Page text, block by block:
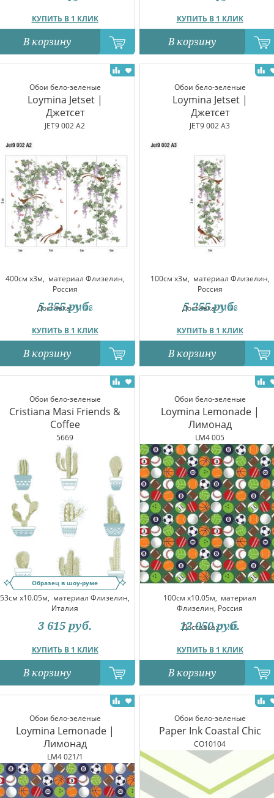
КУПИТЬ В 1 КЛИК
В корзину
КУПИТЬ В 1 КЛИК
В корзину
Обои бело-зеленые
Loymina Jetset |
Джетсет
JET9 002 A2
400см x3м, материал Флизелин,
Россия
Доставка:11.08
КУПИТЬ В 1 КЛИК
5 255 руб.
В корзину
Обои бело-зеленые
Loymina Jetset |
Джетсет
JET9 002 A3
100см x3м, материал Флизелин,
Россия
Доставка:11.08
КУПИТЬ В 1 КЛИК
5 255 руб.
В корзину
Обои бело-зеленые
Cristiana Masi Friends &
Coffee
5669
Образец в шоу-руме
53см x10.05м, материал Флизелин,
Италия
КУПИТЬ В 1 КЛИК
3 615 руб.
В корзину
Обои бело-зеленые
Loymina Lemonade |
Лимонад
LM4 005
100см x10.05м, материал
Флизелин, Россия
Доставка:11.08
КУПИТЬ В 1 КЛИК
12 050 руб.
В корзину
Обои бело-зеленые
Loymina Lemonade |
Лимонад
LM4 021/1
Обои бело-зеленые
Paper Ink Coastal Chic
CO10104